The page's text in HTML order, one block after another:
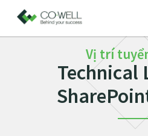
Vị trí
Technical